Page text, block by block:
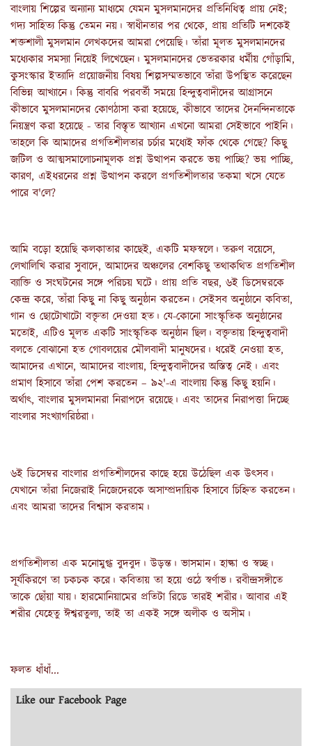
বাংলায় শিল্পের অন্যান্য মাধ্যমে যেমন মুসলমানদের প্রতিনিধিত্ব প্রায় নেই;
গদ্য সাহিত্য কিন্তু তেমন নয়। স্বাধীনতার পর থেকে, প্রায় প্রতিটি দশকেই
শক্তশালী মুসলমান লেখকদের আমরা পেয়েছি। তাঁরা মূলত মুসলমানদের
মধ্যেকার সমস্যা নিয়েই লিখেছেন। মুসলমানদের ভেতরকার ধর্মীয় গোঁড়ামি,
কুসংস্কার ইত্যাদি প্রয়োজনীয় বিষয় শিল্পসম্মতভাবে তাঁরা উপস্থিত করেছেন
বিভিন্ন আখ্যানে। কিন্তু বাবরি পরবর্তী সময়ে হিন্দুত্ববাদীদের আগ্রাসনে
কীভাবে মুসলমানদের কোণঠাসা করা হয়েছে, কীভাবে তাদের দৈনন্দিনতাকে
নিয়ন্ত্রণ করা হয়েছে - তার বিস্তৃত আখ্যান এখনো আমরা সেইভাবে পাইনি।
তাহলে কি আমাদের প্রগতিশীলতার চর্চার মধ্যেই ফাঁক থেকে গেছে? কিছু
জটিল ও আত্মসমালোচনামূলক প্রশ্ন উত্থাপন করতে ভয় পাচ্ছি? ভয় পাচ্ছি,
কারণ, এইধরনের প্রশ্ন উত্থাপন করলে প্রগতিশীলতার তকমা খসে যেতে
পারে ব'লে?
আমি বড়ো হয়েছি কলকাতার কাছেই, একটি মফস্বলে। তরুণ বয়েসে,
লেখালিখি করার সুবাদে, আমাদের অঞ্চলের বেশকিছু তথাকথিত প্রগতিশীল
ব্যাক্তি ও সংঘটনের সঙ্গে পরিচয় ঘটে। প্রায় প্রতি বছর, ৬ই ডিসেম্বরকে
কেন্দ্র করে, তাঁরা কিছু না কিছু অনুষ্ঠান করতেন। সেইসব অনুষ্ঠানে কবিতা,
গান ও ছোটোখাটো বক্তৃতা দেওয়া হত। যে-কোনো সাংস্কৃতিক অনুষ্ঠানের
মতোই, এটিও মূলত একটি সাংস্কৃতিক অনুষ্ঠান ছিল। বক্তৃতায় হিন্দুত্ববাদী
বলতে বোঝানো হত গোবলয়ের মৌলবাদী মানুষদের। ধরেই নেওয়া হত,
আমাদের এখানে, আমাদের বাংলায়, হিন্দুত্ববাদীদের অস্তিত্ব নেই। এবং
প্রমাণ হিসাবে তাঁরা পেশ করতেন – ৯২'-এ বাংলায় কিন্তু কিছু হয়নি।
অর্থাৎ, বাংলার মুসলমানরা নিরাপদে রয়েছে। এবং তাদের নিরাপত্তা দিচ্ছে
বাংলার সংখ্যাগরিষ্ঠরা।
৬ই ডিসেম্বর বাংলার প্রগতিশীলদের কাছে হয়ে উঠেছিল এক উৎসব।
যেখানে তাঁরা নিজেরাই নিজেদেরকে অসাম্প্রদায়িক হিসাবে চিহ্নিত করতেন।
এবং আমরা তাদের বিশ্বাস করতাম।
প্রগতিশীলতা এক মনোমুগ্ধ বুদবুদ। উড়ন্ত। ভাসমান। হাল্কা ও স্বচ্ছ।
সূর্যকিরণে তা চকচক করে। কবিতায় তা হয়ে ওঠে স্বর্ণাভ। রবীন্দ্রসঙ্গীতে
তাকে ছোঁয়া যায়। হারমোনিয়ামের প্রতিটা রিডে তারই শরীর। আবার এই
শরীর যেহেতু ঈশ্বরতুল্য, তাই তা একই সঙ্গে অলীক ও অসীম।
ফলত ধাঁধাঁ...
Like our Facebook Page